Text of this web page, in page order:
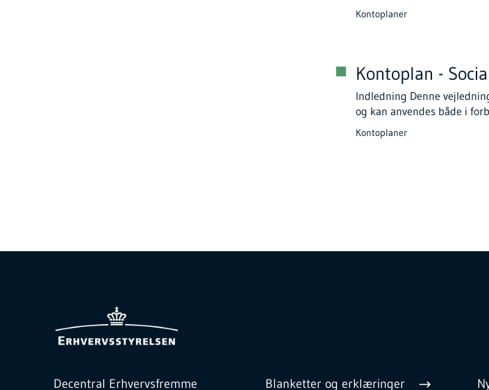
Kontoplaner
Kontoplan -
Indledning Denne
og kan anvendes både i
Kontoplaner
Decentral Erhvervsfremme Blanketter og erklæringer